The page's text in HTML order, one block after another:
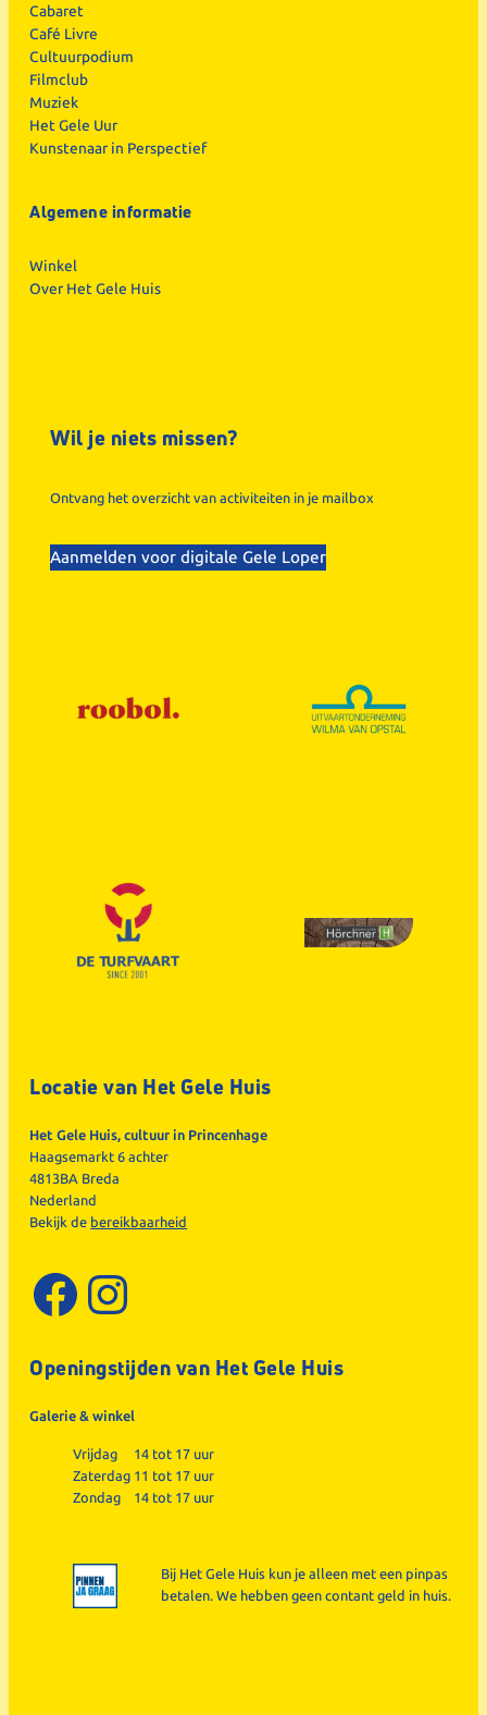
Cabaret
Café Livre
Cultuurpodium
Filmclub
Muziek
Het Gele Uur
Kunstenaar in Perspectief
Algemene informatie
Winkel
Over Het Gele Huis
Wil je niets missen?
Ontvang het overzicht van activiteiten in je mailbox
Aanmelden voor digitale Gele Loper
Locatie van Het Gele Huis
Het Gele Huis, cultuur in Princenhage
Haagsemarkt 6 achter
4813BA Breda
Nederland
Bekijk de bereikbaarheid
Facebook
Instagram
Openingstijden van Het Gele Huis
Galerie & winkel
Vrijdag
14 tot 17 uur
Zaterdag 11 tot 17 uur
Zondag
14 tot 17 uur
Bij Het Gele Huis kun je alleen met een pinpas
betalen. We hebben geen contant geld in huis.